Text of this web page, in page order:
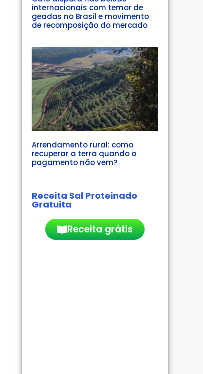
internacionais com temor de
geadas no Brasil e movimento
de recomposição do mercado
Arrendamento rural: como
recuperar a terra quando o
pagamento não vem?
Receita Sal Proteinado
Gratuita
Receita grátis